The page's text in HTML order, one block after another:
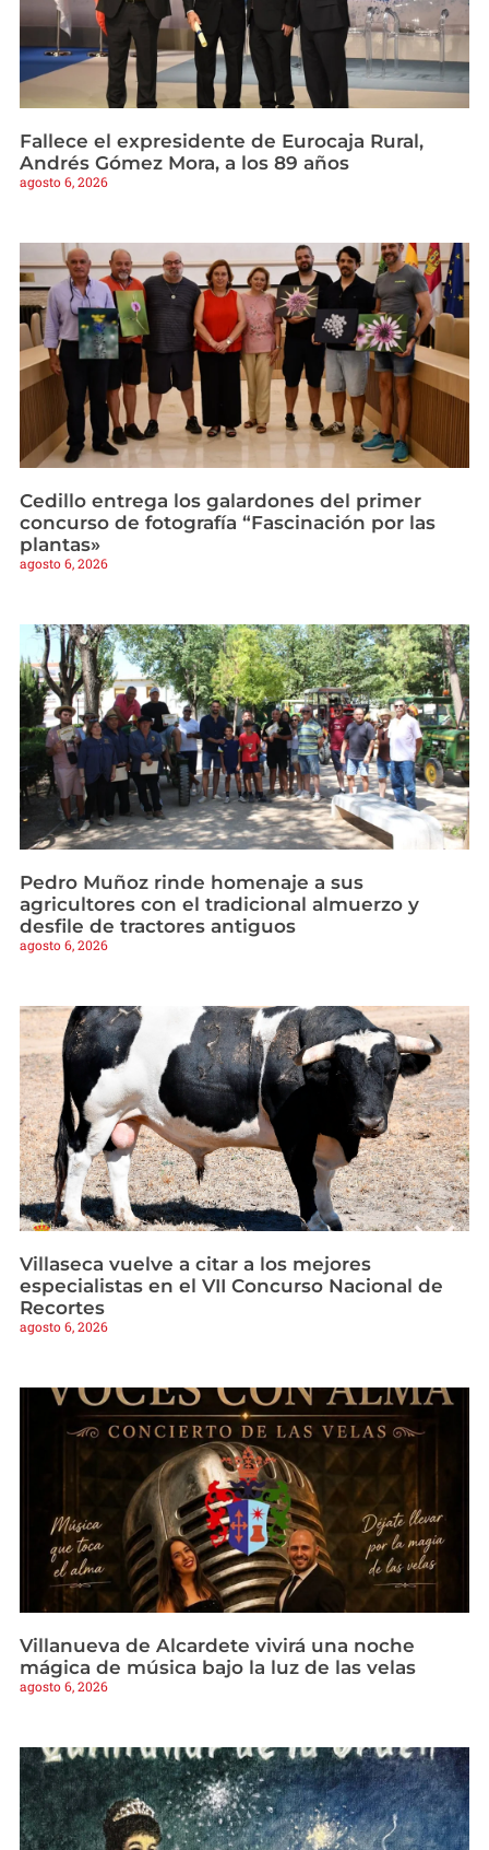
Fallece el expresidente de Eurocaja Rural,
Andrés Gómez Mora, a los 89 años
agosto 6, 2026
Cedillo entrega los galardones del primer
concurso de fotografía “Fascinación por las
plantas»
agosto 6, 2026
Pedro Muñoz rinde homenaje a sus
agricultores con el tradicional almuerzo y
desfile de tractores antiguos
agosto 6, 2026
Villaseca vuelve a citar a los mejores
especialistas en el VII Concurso Nacional de
Recortes
agosto 6, 2026
Villanueva de Alcardete vivirá una noche
mágica de música bajo la luz de las velas
agosto 6, 2026